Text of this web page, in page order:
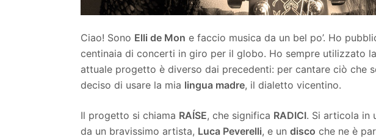
Ciao! Sono Elli de Mon e faccio musica da un bel po’. Ho
centinaia di concerti in giro per il globo. Ho sempre utilizzato
attuale progetto è diverso dai precedenti: per cantare ciò che
deciso di usare la mia lingua madre, il dialetto vicentino.
Il progetto si chiama RAÍSE, che significa RADICI. Si articola in
da un bravissimo artista, Luca Peverelli, e un disco che ne è